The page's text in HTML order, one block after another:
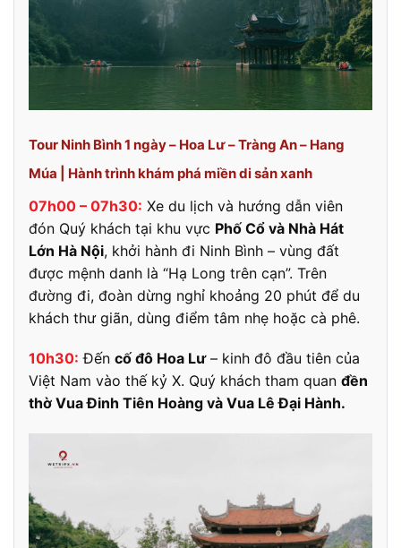
Tour Ninh Bình 1 ngày – Hoa Lư – Tràng An – Hang
Múa | Hành trình khám phá miền di sản xanh
07h00 – 07h30: Xe du lịch và hướng dẫn viên
đón Quý khách tại khu vực Phố Cổ và Nhà Hát
Lớn Hà Nội, khởi hành đi Ninh Bình – vùng đất
được mệnh danh là “Hạ Long trên cạn”. Trên
đường đi, đoàn dừng nghỉ khoảng 20 phút để du
khách thư giãn, dùng điểm tâm nhẹ hoặc cà phê.
10h30: Đến cố đô Hoa Lư– kinh đô đầu tiên của
Việt Nam vào thế kỷ X. Quý khách tham quan đền
thờ Vua Đinh Tiên Hoàng và Vua Lê Đại Hành.